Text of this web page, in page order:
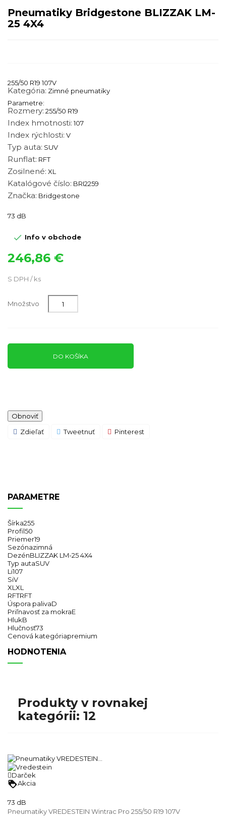
Pneumatiky Bridgestone BLIZZAK LM-
25 4X4
255/50 R19 107V
Kategória: Zimné pneumatiky
Parametre:
Rozmery: 255/50 R19
Index hmotnosti: 107
Index rýchlosti: V
Typ auta: SUV
Runflat: RFT
Zosilnené: XL
Katalógové číslo: BRI2259
Značka: Bridgestone
73 dB
 Info v obchode
246,86 €
S DPH / ks
Množstvo
DO KOŠÍKA
Zdieľať Tweetnuť Pinterest
PARAMETRE
Šírka255
Profil50
Priemer19
Sezónazimná
DezénBLIZZAK LM-25 4X4
Typ autaSUV
Li107
SiV
XLXL
RFTRFT
Úspora palivaD
Priľnavosť za mokraE
HlukB
Hlučnosť73
Cenová kategóriapremium
HODNOTENIA
Produkty v rovnakej
kategórii: 12
Darček
loyaltyAkcia
73 dB
Pneumatiky VREDESTEIN Wintrac Pro 255/50 R19 107V